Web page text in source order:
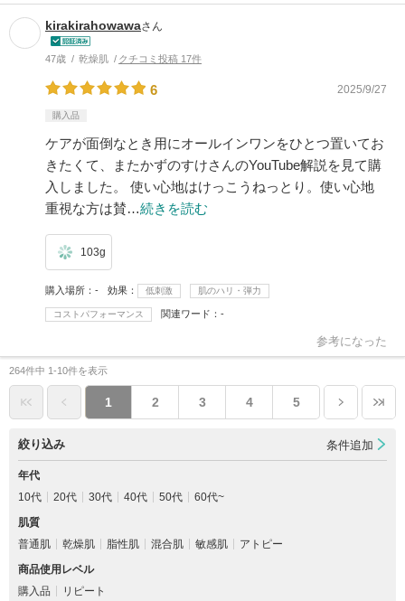
kirakirahowawaさん
47歳 乾燥肌 クチコミ投稿 17件
6 2025/9/27
購入品
ケアが面倒なとき用にオールインワンをひとつ置いてお
きたくて、またかずのすけさんのYouTube解説を見て購
入しました。 使い心地はけっこうねっとり。使い心地
重視な方は賛…続きを読む
103g
購入場所 - 効果 低刺激 肌のハリ・弾力
コストパフォーマンス 関連ワード -
参考になった
264件中 1-10件を表示
1 2 3 4 5
絞り込み 条件追加
年代
10代
20代 30代 40代 50代
60代~
肌質
普通肌
乾燥肌 脂性肌 混合肌 敏感肌
アトピー
商品使用レベル
購入品
リピート